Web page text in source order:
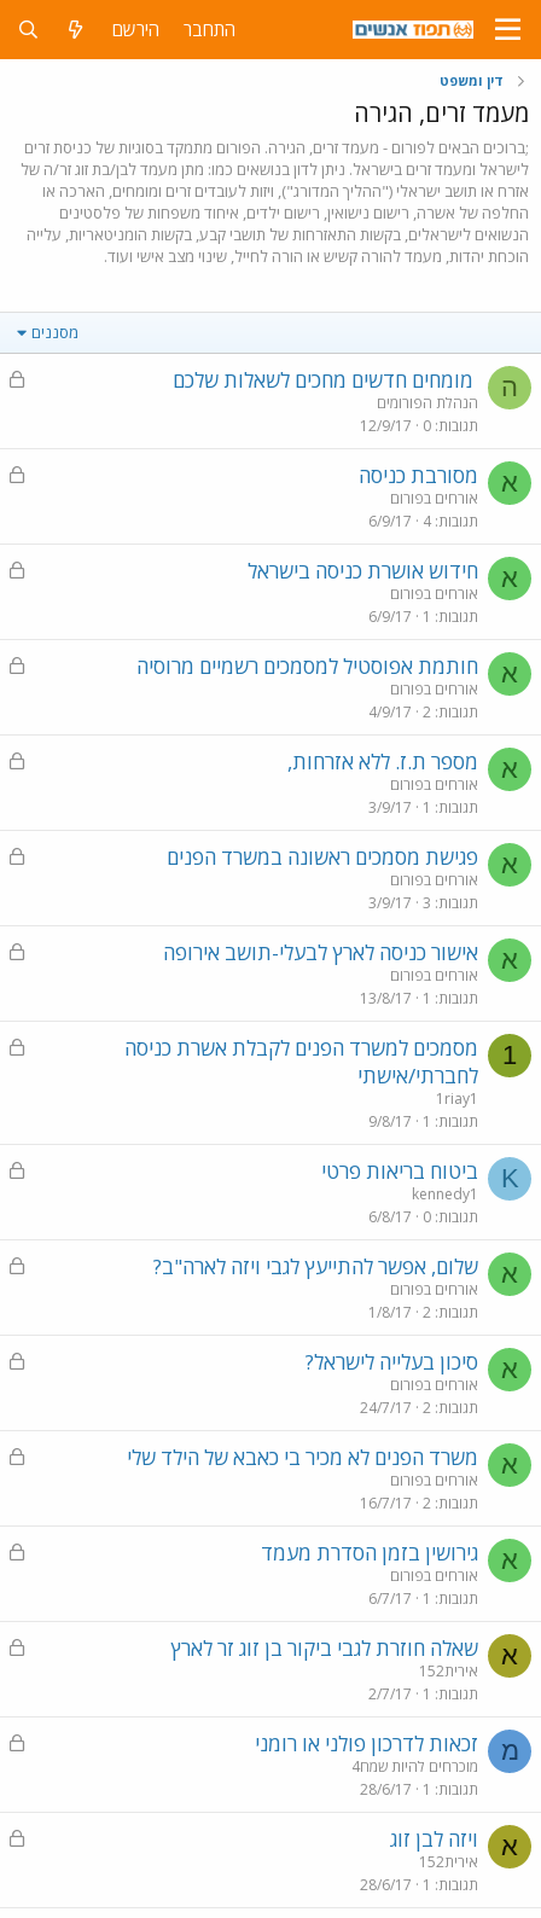
התחבר הירשם
דין ומשפט
מעמד זרים, הגירה
;ברוכים הבאים לפורום - מעמד זרים, הגירה. הפורום מתמקד בסוגיות של כניסת זרים
לישראל ומעמד זרים בישראל. ניתן לדון בנושאים כמו: מתן מעמד לבן/בת זוג זר/ה של
אזרח או תושב ישראלי ("ההליך המדורג"), ויזות לעובדים זרים ומומחים, הארכה או
החלפה של אשרה, רישום נישואין, רישום ילדים, איחוד משפחות של פלסטינים
הנשואים לישראלים, בקשות התאזרחות של תושבי קבע, בקשות הומניטאריות, עלייה
הוכחת יהדות, מעמד להורה קשיש או הורה לחייל, שינוי מצב אישי ועוד.
מסננים
ה
נ
מומחים חדשים מחכים לשאלות שלכם
הנהלת הפורומים
תגובות 0
12/9/17
א
נ
מסורבת כניסה
אורחים בפורום
תגובות 4
6/9/17
א
נ
חידוש אושרת כניסה בישראל
אורחים בפורום
תגובות 1
6/9/17
א
נ
חותמת אפוסטיל למסמכים רשמיים מרוסיה
אורחים בפורום
תגובות 2
4/9/17
א
נ
מספר ת.ז. ללא אזרחות,
אורחים בפורום
תגובות 1
3/9/17
א
נ
פגישת מסמכים ראשונה במשרד הפנים
אורחים בפורום
תגובות 3
3/9/17
א
נ
אישור כניסה לארץ לבעלי-תושב אירופה
אורחים בפורום
תגובות 1
13/8/17
1
נ
מסמכים למשרד הפנים לקבלת אשרת כניסה
לחברתי/אישתי
1riay1
תגובות 1
9/8/17
K
נ
ביטוח בריאות פרטי
kennedy1
תגובות 0
6/8/17
א
נ
שלום, אפשר להתייעץ לגבי ויזה לארה"ב?
אורחים בפורום
תגובות 2
1/8/17
א
נ
סיכון בעלייה לישראל?
אורחים בפורום
תגובות 2
24/7/17
א
נ
משרד הפנים לא מכיר בי כאבא של הילד שלי
אורחים בפורום
תגובות 2
16/7/17
א
נ
גירושין בזמן הסדרת מעמד
אורחים בפורום
תגובות 1
6/7/17
א
נ
שאלה חוזרת לגבי ביקור בן זוג זר לארץ
אירית152
תגובות 1
2/7/17
מ
נ
זכאות לדרכון פולני או רומני
מוכרחים להיות שמח4
תגובות 1
28/6/17
א
נ
ויזה לבן זוג
אירית152
תגובות 1
28/6/17